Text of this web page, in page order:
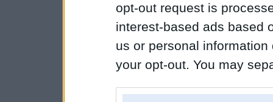
opt-out request is
interest-based ads based
us or personal
your opt-out. You may